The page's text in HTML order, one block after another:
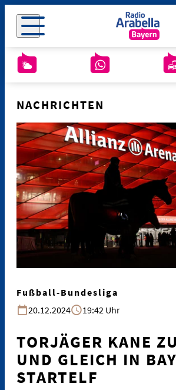
NACHRICHTEN
Fußball-Bundesliga
20.12.2024
19:42 Uhr
TORJÄGER KANE
UND GLEICH IN
STARTELF